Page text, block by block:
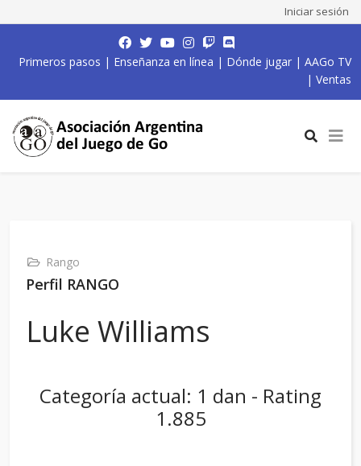
Iniciar sesión
Primeros pasos | Enseñanza en línea | Dónde jugar | AAGo TV
| Ventas
Rango
Perfil RANGO
Luke Williams
Categoría actual: 1 dan - Rating
1.885